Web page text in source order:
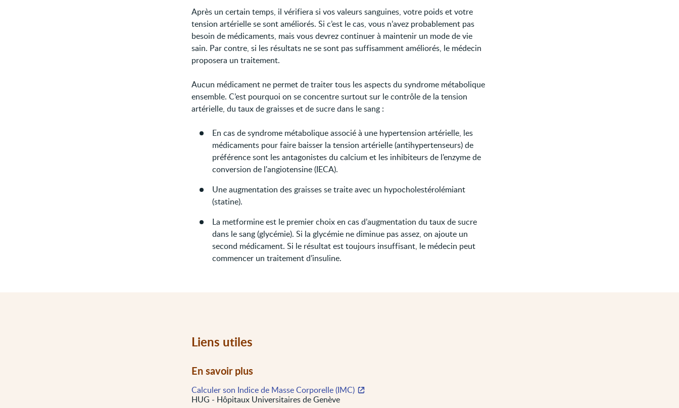
Après un certain temps, il vérifiera si vos valeurs sanguines, votre poids et votre
tension artérielle se sont améliorés. Si c’est le cas, vous n’avez probablement pas
besoin de médicaments, mais vous devrez continuer à maintenir un mode de vie
sain. Par contre, si les résultats ne se sont pas suffisamment améliorés, le médecin
proposera un traitement.
Aucun médicament ne permet de traiter tous les aspects du syndrome métabolique
ensemble. C’est pourquoi on se concentre surtout sur le contrôle de la tension
artérielle, du taux de graisses et de sucre dans le sang :
En cas de syndrome métabolique associé à une hypertension artérielle, les
médicaments pour faire baisser la tension artérielle (antihypertenseurs) de
préférence sont les antagonistes du calcium et les inhibiteurs de l’enzyme de
conversion de l'angiotensine (IECA).
Une augmentation des graisses se traite avec un hypocholestérolémiant
(statine).
La metformine est le premier choix en cas d’augmentation du taux de sucre
dans le sang (glycémie). Si la glycémie ne diminue pas assez, on ajoute un
second médicament. Si le résultat est toujours insuffisant, le médecin peut
commencer un traitement d’insuline.
Liens utiles
En savoir plus
Calculer son Indice de Masse Corporelle (IMC)
HUG - Hôpitaux Universitaires de Genève